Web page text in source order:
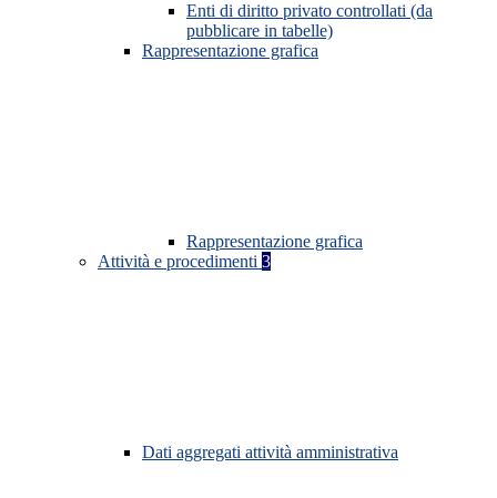
Enti di diritto privato controllati (da
pubblicare in tabelle)
Rappresentazione grafica
Rappresentazione grafica
Attività e procedimenti 3
Dati aggregati attività amministrativa